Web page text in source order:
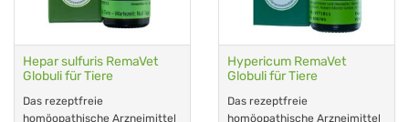
Hepar sulfuris RemaVet
Globuli für Tiere
Das rezeptfreie
homöopathische Arzneimittel
Hypericum RemaVet
Globuli für Tiere
Das rezeptfreie
homöopathische Arzneimittel